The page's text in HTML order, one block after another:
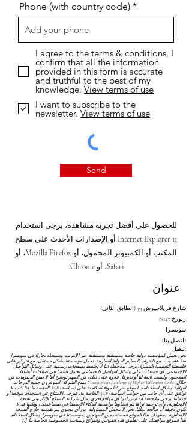
Phone (with country code)
I agree to the terms & conditions, I
confirm that all the information
provided in this form is accurate
and truthful to the best of my
knowledge. View terms of use
I want to subscribe to the
newsletter. View terms of use
Send
للحصول على أفضل تجربة مشاهدة، يرجى استخدام
Internet Explorer 11 أو الإصدارات الأحدث على سطح
المكتب أو الكمبيوتر المحمول، أو Mozilla Firefox، أو
Safari، أو Chrome.
عنوان
شارع فريلاجيرش 39 (الطابق الثاني)
8047 زيورخ
سويسرا
(اتصل بنا)
تنصل:
نحن نعمل كمؤسسة دولية خاصة ومستقلة ومستقلة عبر الإنترنت ومسجلة تجاريًا في سويسرا
منذ عام 2013، مع الالتزام بالمعايير الدولية الصارمة. تعمل مؤسستنا بشكل مستقل، مع التركيز على
فلسفتنا التعليمية المميزة. يرجى ملاحظة أننا لا نحتفظ بصفحات رسمية على وسائل التواصل
الاجتماعي. أي حسابات على وسائل التواصل الاجتماعي تحمل اسمنا هي صفحات أنشأها
المعجبون وليست تابعة لنا أو نديرها. علاوة على ذلك، من المهم توضيح أننا لا نمنح الدبلومات من
خلال Autonomous Academy of Higher Education GmbH؛ يمنح الشركاء الموقرون جميع الدرجات
النهائية. يشكل استخدامك لموقع شركتنا موافقة كاملة على (سياسة) AGB
الخاصة بنا. إذا كنت لا
توافق على أي جانب من جوانب (سياسة) AGB
الخاصة بنا، فيرجى الامتناع عن استخدام موقعنا أو
خدماتنا. يرجى ملاحظة أنه ليس لدينا أي مواقع أخرى تمثل شركتنا. الموقع الإلكتروني باللغة
الإنجليزية، وأي ترجمة تراها يتم إنشاؤها بواسطة الذكاء الاصطناعي لمساعدتك، ولكنها قد لا
تكون دقيقة أو صالحة تمامًا. نحن لا نتحمل المسؤولية عن أي محتوى يتم تقديمه خارج النسخة
الإنجليزية. يستهدف هذا الموقع المستخدمين المهتمين بمؤسستنا في سويسرا. يشكل استخدام
هذا الموقع موافقتك على تطبيق هذه القوانين واللوائح وسياسة الخصوصية الخاصة بنا. إن